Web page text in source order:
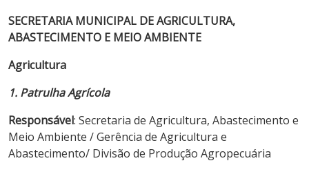
SECRETARIA MUNICIPAL DE AGRICULTURA,
ABASTECIMENTO E MEIO AMBIENTE
Agricultura
1. Patrulha Agrícola
Responsável: Secretaria de Agricultura, Abastecimento e
Meio Ambiente / Gerência de Agricultura e
Abastecimento/ Divisão de Produção Agropecuária